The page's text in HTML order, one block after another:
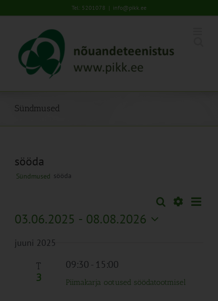
to
Tel: 5201078 | info@pikk.ee
Sündmused
sööda
Sündmused sööda
Sündmused
Search
Otsi
03.06.2025 - 08.08.2026
kuupäev.
juuni 2025
T
3
09:30- 15:00
Piimakarja ootused söödatootmisel